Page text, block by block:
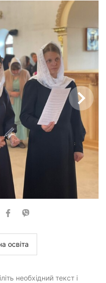
освіта
необхідний текст і